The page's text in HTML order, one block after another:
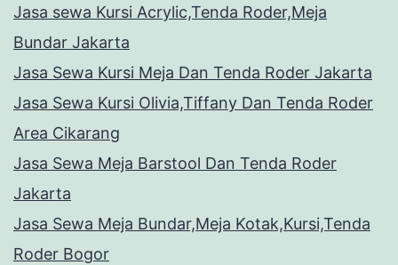
Jasa sewa Kursi Acrylic,Tenda Roder,Meja
Bundar Jakarta
Jasa Sewa Kursi Meja Dan Tenda Roder Jakarta
Jasa Sewa Kursi Olivia,Tiffany Dan Tenda Roder
Area Cikarang
Jasa Sewa Meja Barstool Dan Tenda Roder
Jakarta
Jasa Sewa Meja Bundar,Meja Kotak,Kursi,Tenda
Roder Bogor